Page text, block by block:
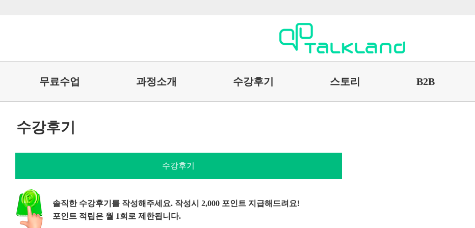
무료수업 과정소개 수강후기 스토리 B2B
수강후기
수강후기
솔직한 수강후기를 작성해주세요. 작성시 2,000 포인트 지급해드려요!
포인트 적립은 월 1회로 제한됩니다.